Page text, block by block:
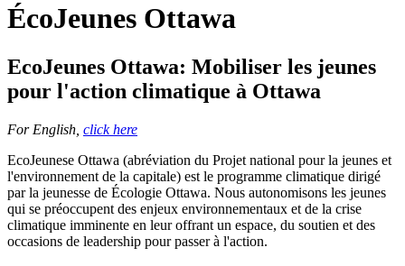
ÉcoJeunes Ottawa
EcoJeunes Ottawa: Mobiliser les jeunes
pour l'action climatique à Ottawa
For English, click here
EcoJeunese Ottawa (abréviation du Projet national pour la jeunes et
l'environnement de la capitale) est le programme climatique dirigé
par la jeunesse de Écologie Ottawa. Nous autonomisons les jeunes
qui se préoccupent des enjeux environnementaux et de la crise
climatique imminente en leur offrant un espace, du soutien et des
occasions de leadership pour passer à l'action.